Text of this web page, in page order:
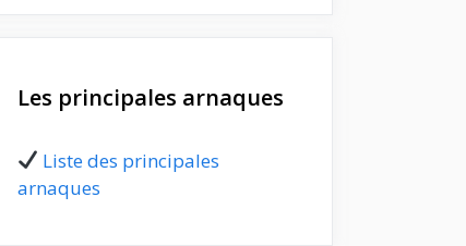
Les principales arnaques
Liste des principales
arnaques